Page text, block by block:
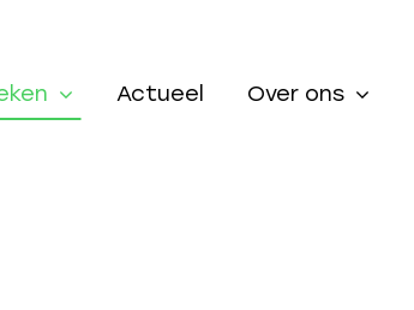
Actueel Over ons